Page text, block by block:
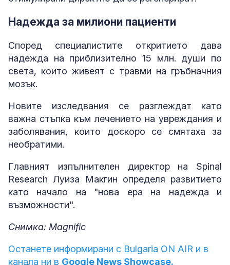
Надежда за милиони пациенти
Според специалистите откритието дава
надежда на приблизително 15 млн. души по
света, които живеят с травми на гръбначния
мозък.
Новите изследвания се разглеждат като
важна стъпка към лечението на увреждания и
заболявания, които доскоро се смятаха за
необратими.
Главният изпълнителен директор на Spinal
Research Луиза Макгин определя развитието
като начало на "нова ера на надежда и
възможности".
Снимка: Magnific
Останете информирани с Bulgaria ON AIR и в
канала ни в Google News Showcase.